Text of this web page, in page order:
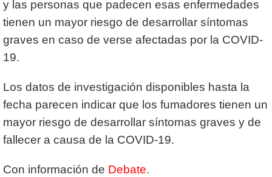
y las personas que padecen esas enfermedades
tienen un mayor riesgo de desarrollar síntomas
graves en caso de verse afectadas por la COVID-
19.
Los datos de investigación disponibles hasta la
fecha parecen indicar que los fumadores tienen un
mayor riesgo de desarrollar síntomas graves y de
fallecer a causa de la COVID-19.
Con información de Debate.